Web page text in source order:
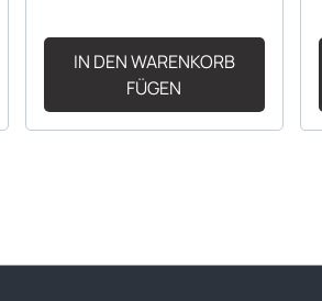
IN DEN WARENKORB
FÜGEN